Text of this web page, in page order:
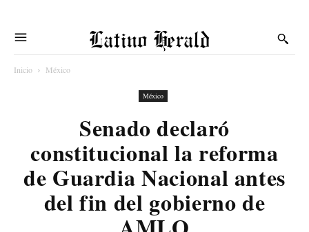
Latino Herald
Inicio México
México
Senado declaró
constitucional la reforma
de Guardia Nacional antes
del fin del gobierno de